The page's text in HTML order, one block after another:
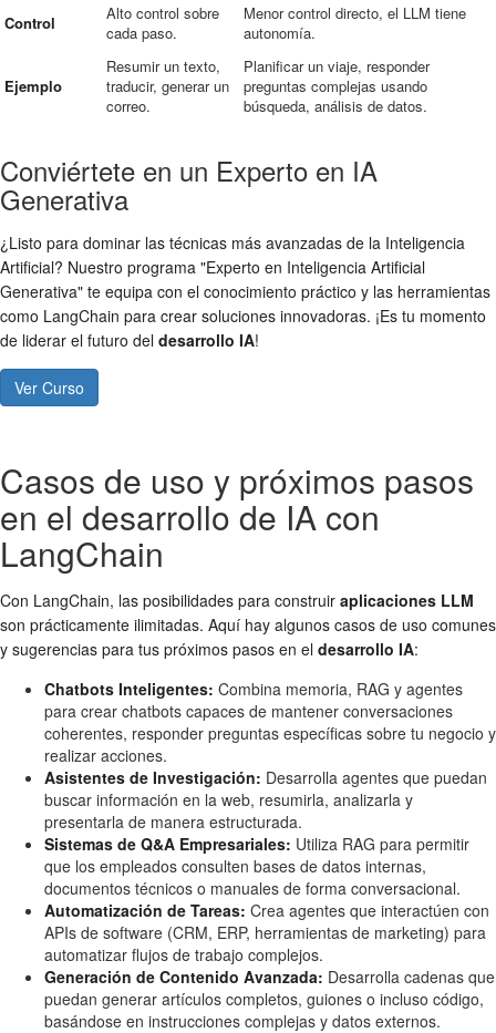
Control
Alto control sobre
cada paso.
Menor control directo, el LLM tiene
autonomía.
Ejemplo
Resumir un texto,
traducir, generar un
correo.
Planificar un viaje, responder
preguntas complejas usando
búsqueda, análisis de datos.
Conviértete en un Experto en IA
Generativa
¿Listo para dominar las técnicas más avanzadas de la Inteligencia
Artificial? Nuestro programa "Experto en Inteligencia Artificial
Generativa" te equipa con el conocimiento práctico y las herramientas
como LangChain para crear soluciones innovadoras. ¡Es tu momento
de liderar el futuro del desarrollo IA!
Ver Curso
Casos de uso y próximos pasos
en el desarrollo de IA con
LangChain
Con LangChain, las posibilidades para construir aplicaciones LLM
son prácticamente ilimitadas. Aquí hay algunos casos de uso comunes
y sugerencias para tus próximos pasos en el desarrollo IA:
Chatbots Inteligentes: Combina memoria, RAG y agentes
para crear chatbots capaces de mantener conversaciones
coherentes, responder preguntas específicas sobre tu negocio y
realizar acciones.
Asistentes de Investigación: Desarrolla agentes que puedan
buscar información en la web, resumirla, analizarla y
presentarla de manera estructurada.
Sistemas de Q&A Empresariales: Utiliza RAG para permitir
que los empleados consulten bases de datos internas,
documentos técnicos o manuales de forma conversacional.
Automatización de Tareas: Crea agentes que interactúen con
APIs de software (CRM, ERP, herramientas de marketing) para
automatizar flujos de trabajo complejos.
Generación de Contenido Avanzada: Desarrolla cadenas que
puedan generar artículos completos, guiones o incluso código,
basándose en instrucciones complejas y datos externos.